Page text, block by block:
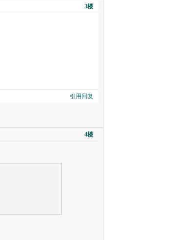
3楼
引用回复
4楼